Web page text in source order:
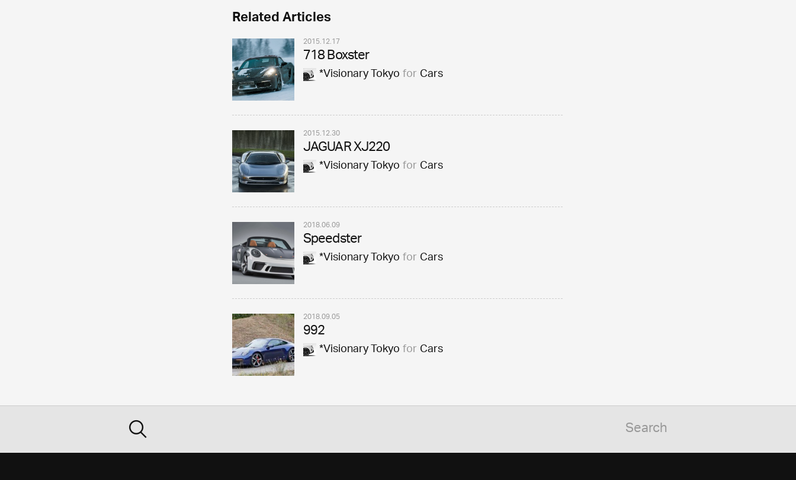
Related Articles
2015.12.17
718 Boxster
*Visionary TokyoforCars
2015.12.30
JAGUAR XJ220
*Visionary TokyoforCars
2018.06.09
Speedster
*Visionary TokyoforCars
2018.09.05
992
*Visionary TokyoforCars